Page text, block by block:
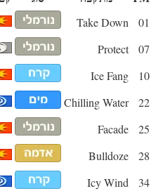
01
Take Down
07
Protect
10
Ice Fang
22
Chilling Water
25
Facade
28
Bulldoze
34
Icy Wind